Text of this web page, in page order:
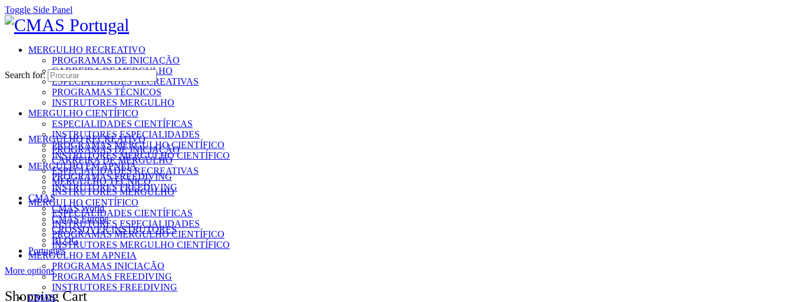
Toggle Side Panel
MERGULHO RECREATIVO
PROGRAMAS DE INICIAÇÃO
CARREIRA DE MERGULHO
ESPECIALIDADES RECREATIVAS
PROGRAMAS TÉCNICOS
INSTRUTORES MERGULHO
MERGULHO CIENTÍFICO
ESPECIALIDADES CIENTÍFICAS
INSTRUTORES ESPECIALIDADES
PROGRAMAS MERGULHO CIENTÍFICO
INSTRUTORES MERGULHO CIENTÍFICO
MERGULHO EM APNEIA
PROGRAMAS FREEDIVING
INSTRUTORES FREEDIVING
CMAS
CMAS World
CMAS Europe
CROSSOVER INSTRUTORES
BLOG
Português
More options
Shopping Cart
Search for:
MERGULHO RECREATIVO
PROGRAMAS DE INICIAÇÃO
CARREIRA DE MERGULHO
ESPECIALIDADES RECREATIVAS
MERGULHO TÉCNICO
INSTRUTORES MERGULHO
MERGULHO CIENTÍFICO
ESPECIALIDADES CIENTÍFICAS
INSTRUTORES ESPECIALIDADES
PROGRAMAS MERGULHO CIENTÍFICO
INSTRUTORES MERGULHO CIENTÍFICO
MERGULHO EM APNEIA
PROGRAMAS INICIAÇÃO
PROGRAMAS FREEDIVING
INSTRUTORES FREEDIVING
CMAS